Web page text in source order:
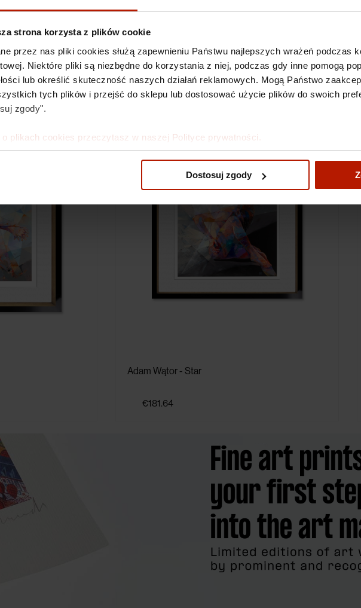
strona korzysta z plików cookie
przez nas pliki cookies służą zapewnieniu Państwu najlepszych wrażeń podczas
Niektóre pliki są niezbędne do korzystania z niej, podczas gdy inne pomogą
lub określić skuteczność naszych działań reklamowych. Mogą Państwo
tych plików i przejść do sklepu lub dostosować użycie plików do swoich
zgody".
o plikach cookies przeczytasz w naszej Polityce prywatności.
Dostosuj zgody
Adam Wątor - Star
€181.64